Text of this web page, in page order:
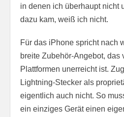
in denen ich überhaupt nicht
dazu kam, weiß ich nicht.
Für das iPhone spricht nach
breite Zubehör-Angebot, das
Plattformen unerreicht ist.
Lightning-Stecker als
eigentlich auch nicht. So
ein einziges Gerät einen